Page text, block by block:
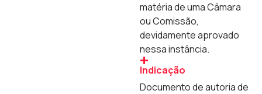
matéria de uma Câmara
ou Comissão,
devidamente aprovado
nessa instância.
Indicação
Documento de autoria de